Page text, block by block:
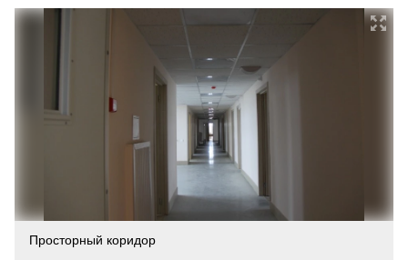
Просторный коридор